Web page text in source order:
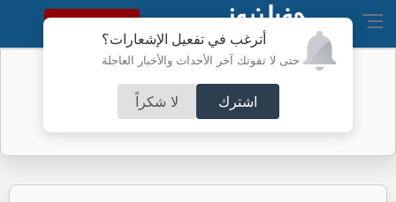
أترغب في تفعيل الإشعارات؟
حتى لا تفوتك آخر الأحداث والأخبار العاجلة
اشترك لا شكراً
النسخة الكاملة